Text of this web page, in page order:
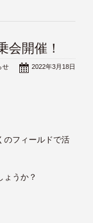
開催！
2022年3月18日
せ
のフィールドで活
ょうか？